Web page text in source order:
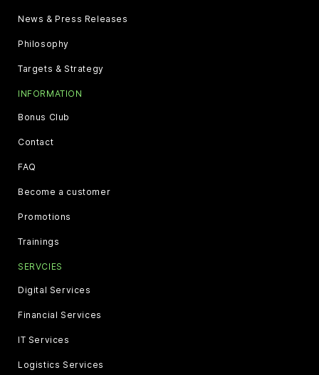
News & Press Releases
Philosophy
Targets & Strategy
INFORMATION
Bonus Club
Contact
FAQ
Become a customer
Promotions
Trainings
SERVCIES
Digital Services
Financial Services
IT Services
Logistics Services